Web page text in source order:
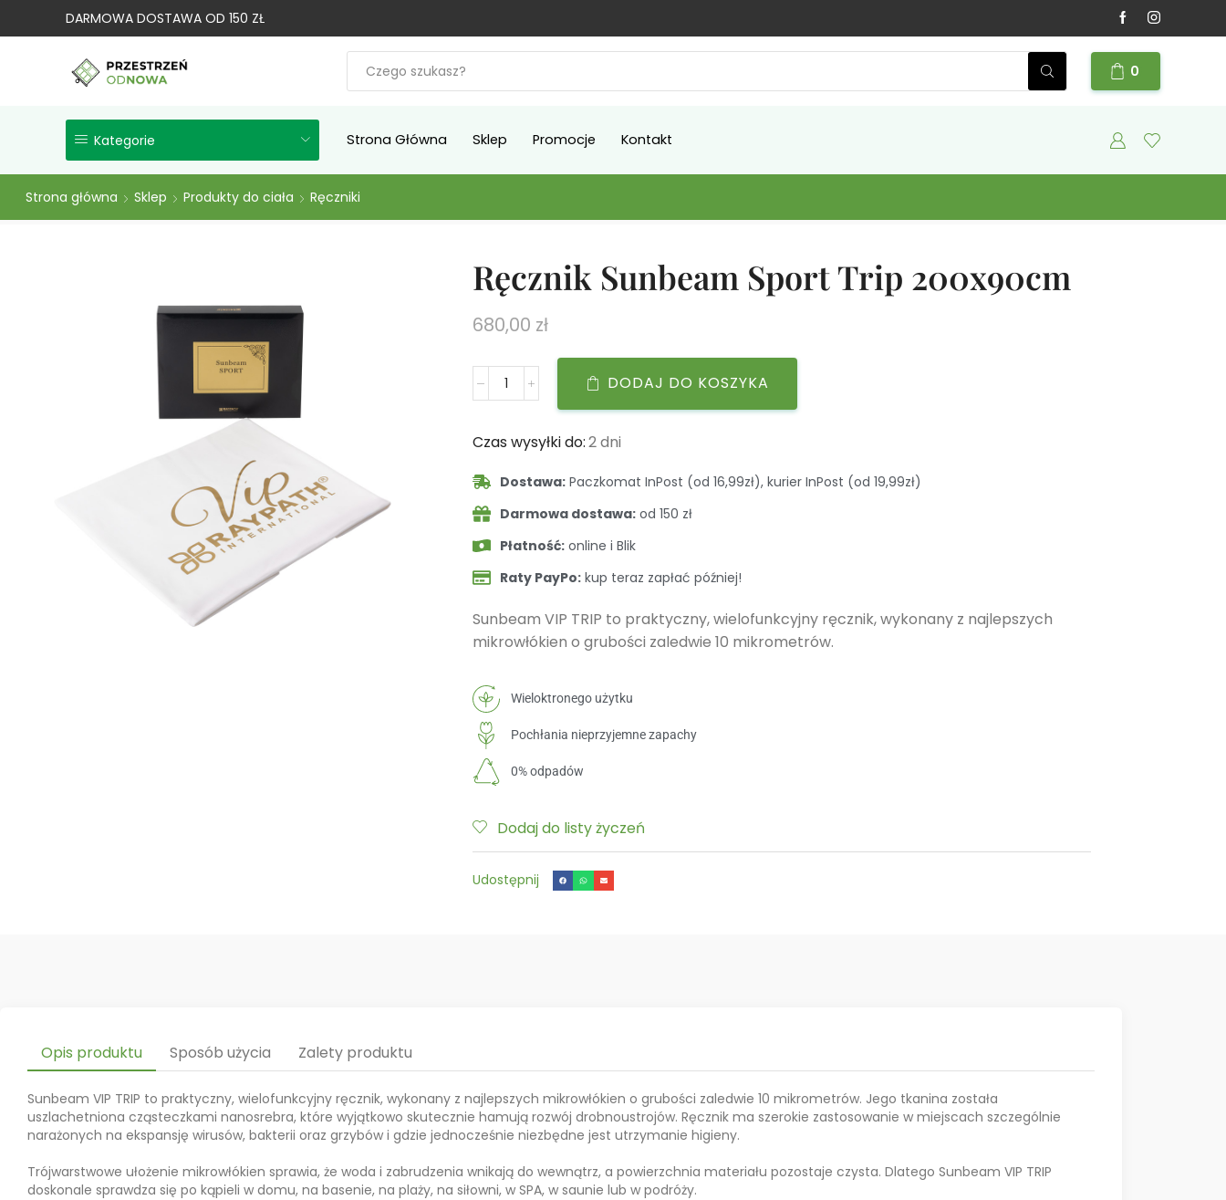
DARMOWA DOSTAWA OD 150 ZŁ
0
Kategorie Strona Główna Sklep Promocje Kontakt
Strona główna Sklep Produkty do ciała Ręczniki
Ręcznik Sunbeam Sport Trip 200x90cm
680,00 zł
DODAJ DO KOSZYKA
Czas wysyłki do:2 dni
Dostawa:Paczkomat InPost (od 16,99zł), kurier InPost (od 19,99zł)
Darmowa dostawa:od 150 zł
Płatność:online i Blik
Raty PayPo:kup teraz zapłać później!
Sunbeam VIP TRIP to praktyczny, wielofunkcyjny ręcznik, wykonany z najlepszych
mikrowłókien o grubości zaledwie 10 mikrometrów.
Wieloktronego użytku
Pochłania nieprzyjemne zapachy
0% odpadów
Dodaj do listy życzeń
Udostępnij
Opis produktu Sposób użycia Zalety produktu
Sunbeam VIP TRIP to praktyczny, wielofunkcyjny ręcznik, wykonany z najlepszych mikrowłókien o grubości zaledwie 10 mikrometrów. Jego tkanina została
uszlachetniona cząsteczkami nanosrebra, które wyjątkowo skutecznie hamują rozwój drobnoustrojów. Ręcznik ma szerokie zastosowanie w miejscach szczególnie
narażonych na ekspansję wirusów, bakterii oraz grzybów i gdzie jednocześnie niezbędne jest utrzymanie higieny.
Trójwarstwowe ułożenie mikrowłókien sprawia, że woda i zabrudzenia wnikają do wewnątrz, a powierzchnia materiału pozostaje czysta. Dlatego Sunbeam VIP TRIP
doskonale sprawdza się po kąpieli w domu, na basenie, na plaży, na siłowni, w SPA, w saunie lub w podróży.